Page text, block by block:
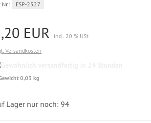
ESP-2527
EUR
incl. 20 % USt
Versandkosten
0,03 kg
Lager nur noch: 94